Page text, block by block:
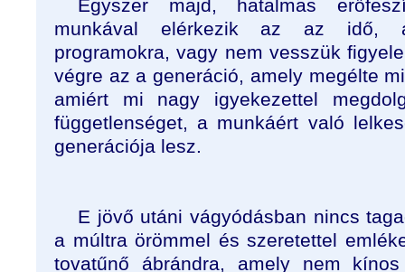
Egyszer majd, hatalmas
munkával elérkezik az az idő,
programokra, vagy nem vesszük
végre az a generáció, amely megélte
amiért mi nagy igyekezettel
függetlenséget, a munkáért való
generációja lesz.
E jövő utáni vágyódásban nincs
a múltra örömmel és szeretettel
tovatűnő ábrándra, amely nem